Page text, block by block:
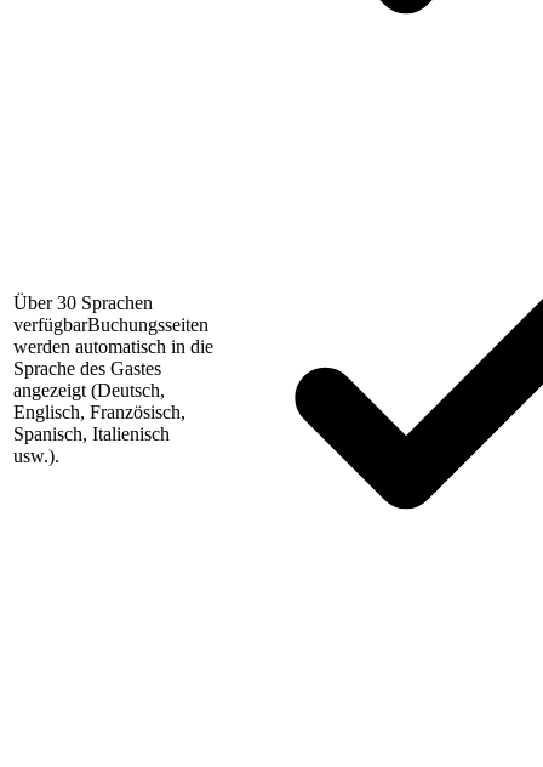
Über 30 Sprachen
verfügbarBuchungsseiten
werden automatisch in die
Sprache des Gastes
angezeigt (Deutsch,
Englisch, Französisch,
Spanisch, Italienisch
usw.).